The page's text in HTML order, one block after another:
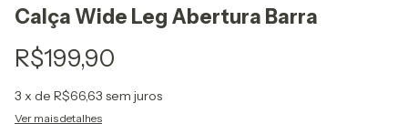
Calça Wide Leg Abertura Barra
R$199,90
3 x de R$66,63 sem juros
Ver mais detalhes